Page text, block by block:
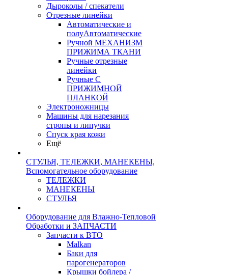
Дыроколы / спекатели
Отрезные линейки
Автоматические и
полуАвтоматические
Ручной МЕХАНИЗМ
ПРИЖИМА ТКАНИ
Ручные отрезные
линейки
Ручные С
ПРИЖИМНОЙ
ПЛАНКОЙ
Электроножницы
Машины для нарезания
стропы и липучки
Спуск края кожи
Ещё
СТУЛЬЯ, ТЕЛЕЖКИ, МАНЕКЕНЫ,
Вспомогательное оборудование
ТЕЛЕЖКИ
МАНЕКЕНЫ
СТУЛЬЯ
Оборудование для Влажно-Тепловой
Обработки и ЗАПЧАСТИ
Запчасти к ВТО
Malkan
Баки для
парогенераторов
Крышки бойлера /